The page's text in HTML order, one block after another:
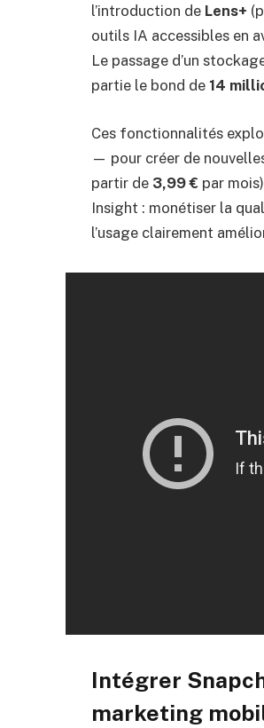
l’introduction de Lens+
outils IA accessibles en
Le passage d’un
partie le bond de 14
Ces fonctionnalités
— pour créer de
partir de 3,99 € par
Insight : monétiser la
l’usage clairement
Intégrer
marketing